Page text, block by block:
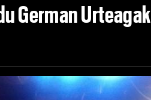
German Urteagak